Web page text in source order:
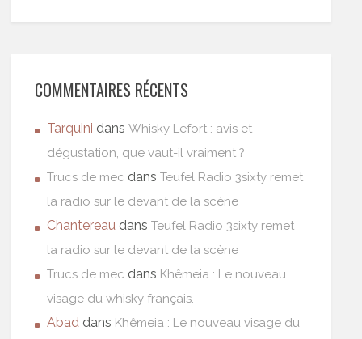
COMMENTAIRES RÉCENTS
Tarquini dansWhisky Lefort : avis et
dégustation, que vaut-il vraiment ?
Trucs de mec dansTeufel Radio 3sixty remet
la radio sur le devant de la scène
Chantereau dansTeufel Radio 3sixty remet
la radio sur le devant de la scène
Trucs de mec dans Khêmeia : Le nouveau
visage du whisky français.
Abad dans Khêmeia : Le nouveau visage du